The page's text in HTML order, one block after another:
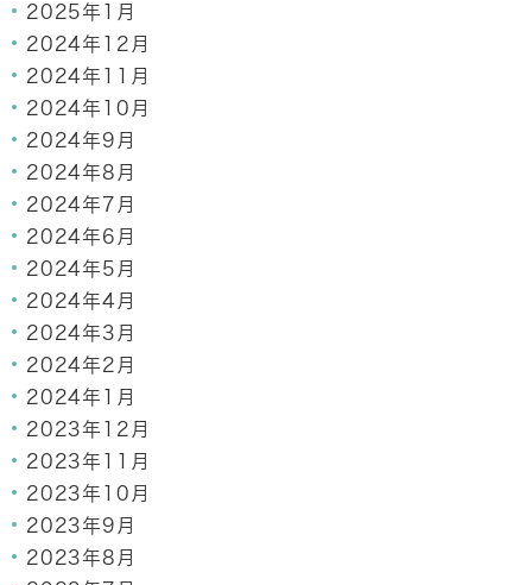
2025年1月
2024年12月
2024年11月
2024年10月
2024年9月
2024年8月
2024年7月
2024年6月
2024年5月
2024年4月
2024年3月
2024年2月
2024年1月
2023年12月
2023年11月
2023年10月
2023年9月
2023年8月